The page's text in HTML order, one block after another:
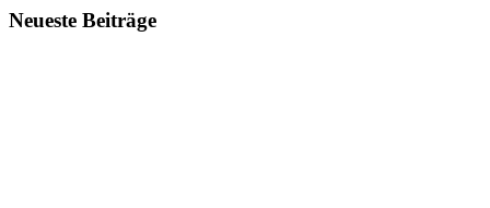
Neueste Beiträge